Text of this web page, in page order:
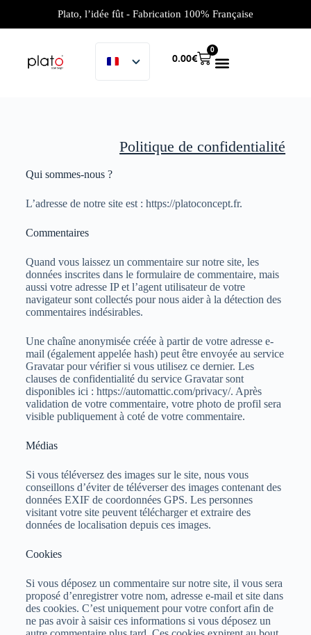
Plato, l’idée fût - Fabrication 100% Française
0.00€
0
Politique de confidentialité
Qui sommes-nous ?
L’adresse de notre site est : https://platoconcept.fr.
Commentaires
Quand vous laissez un commentaire sur notre site, les
données inscrites dans le formulaire de commentaire, mais
aussi votre adresse IP et l’agent utilisateur de votre
navigateur sont collectés pour nous aider à la détection des
commentaires indésirables.
Une chaîne anonymisée créée à partir de votre adresse e-
mail (également appelée hash) peut être envoyée au service
Gravatar pour vérifier si vous utilisez ce dernier. Les
clauses de confidentialité du service Gravatar sont
disponibles ici : https://automattic.com/privacy/. Après
validation de votre commentaire, votre photo de profil sera
visible publiquement à coté de votre commentaire.
Médias
Si vous téléversez des images sur le site, nous vous
conseillons d’éviter de téléverser des images contenant des
données EXIF de coordonnées GPS. Les personnes
visitant votre site peuvent télécharger et extraire des
données de localisation depuis ces images.
Cookies
Si vous déposez un commentaire sur notre site, il vous sera
proposé d’enregistrer votre nom, adresse e-mail et site dans
des cookies. C’est uniquement pour votre confort afin de
ne pas avoir à saisir ces informations si vous déposez un